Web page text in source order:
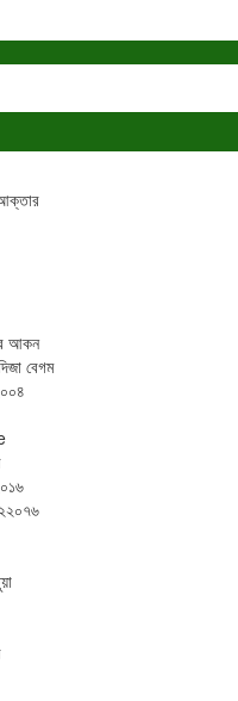
আকন
বেগম